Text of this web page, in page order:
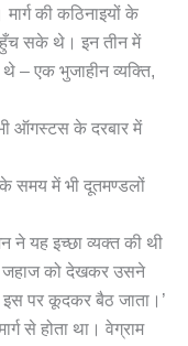
की कठिनाइयों के
सके थे। इन तीन में
– एक भुजाहीन व्यक्ति,
ऑगस्टस के दरबार में
समय में भी दूतमण्डलों
ने यह इच्छा व्यक्त की थी
जहाज को देखकर उसने
इस पर कूदकर बैठ जाता।’
से होता था। वेग्राम